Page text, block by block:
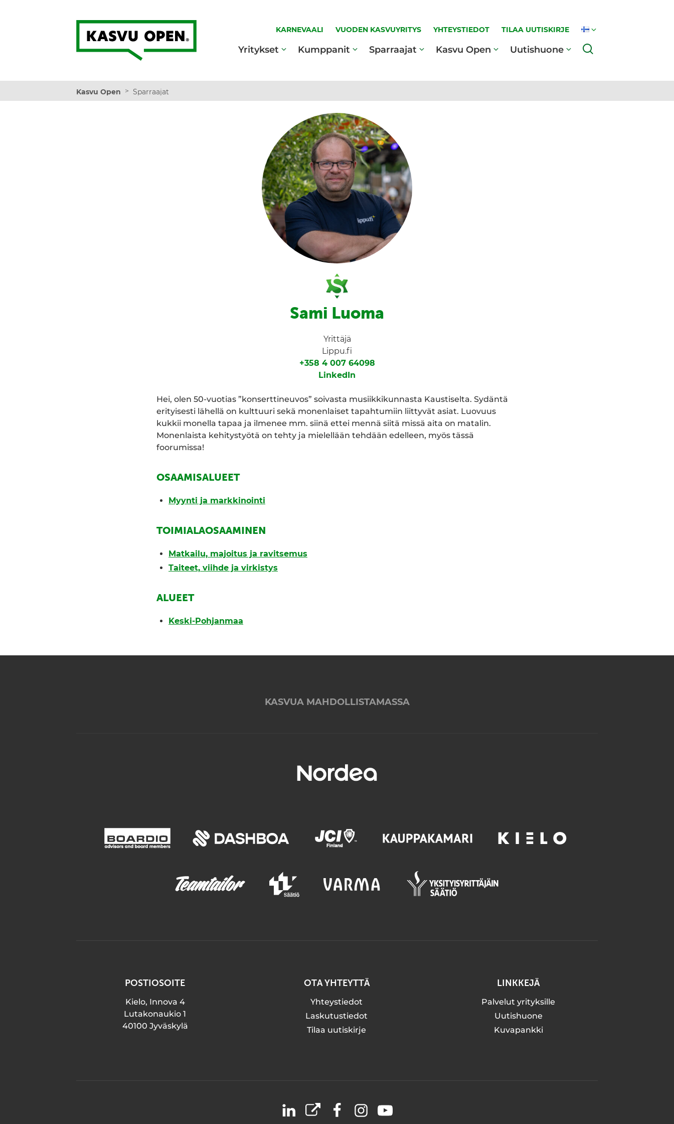
Kasvu Open
KARNEVAALI VUODEN KASVUYRITYS YHTEYSTIEDOT TILAA UUTISKIRJE
Yritykset Kumppanit Sparraajat Kasvu Open Uutishuone
Kasvu Open > Sparraajat
Sami Luoma
Yrittäjä
Lippu.fi
+358 4 007 64098
LinkedIn
Hei, olen 50-vuotias ”konserttineuvos” soivasta musiikkikunnasta Kaustiselta. Sydäntä
erityisesti lähellä on kulttuuri sekä monenlaiset tapahtumiin liittyvät asiat. Luovuus
kukkii monella tapaa ja ilmenee mm. siinä ettei mennä siitä missä aita on matalin.
Monenlaista kehitystyötä on tehty ja mielellään tehdään edelleen, myös tässä
foorumissa!
OSAAMISALUEET
Myynti ja markkinointi
TOIMIALAOSAAMINEN
Matkailu, majoitus ja ravitsemus
Taiteet, viihde ja virkistys
ALUEET
Keski-Pohjanmaa
KASVUA MAHDOLLISTAMASSA
POSTIOSOITE
Kielo, Innova 4
Lutakonaukio 1
40100 Jyväskylä
OTA YHTEYTTÄ
Yhteystiedot
Laskutustiedot
Tilaa uutiskirje
LINKKEJÄ
Palvelut yrityksille
Uutishuone
Kuvapankki
LinkedIn
X FacebookInstagramYouTube